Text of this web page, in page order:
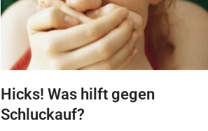
Hicks! Was hilft gegen
Schluckauf?